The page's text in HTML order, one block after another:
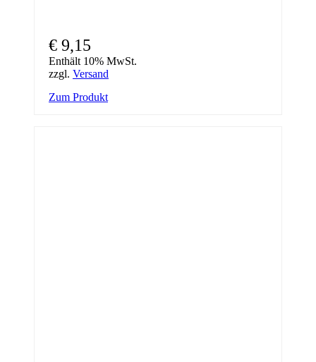
€ 9,15
Enthält 10% MwSt.
zzgl. Versand
Zum Produkt